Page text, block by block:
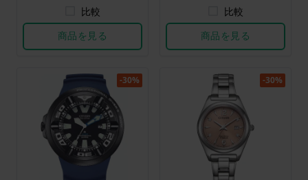
比較
商品を見る
比較
商品を見る
-30% -30%